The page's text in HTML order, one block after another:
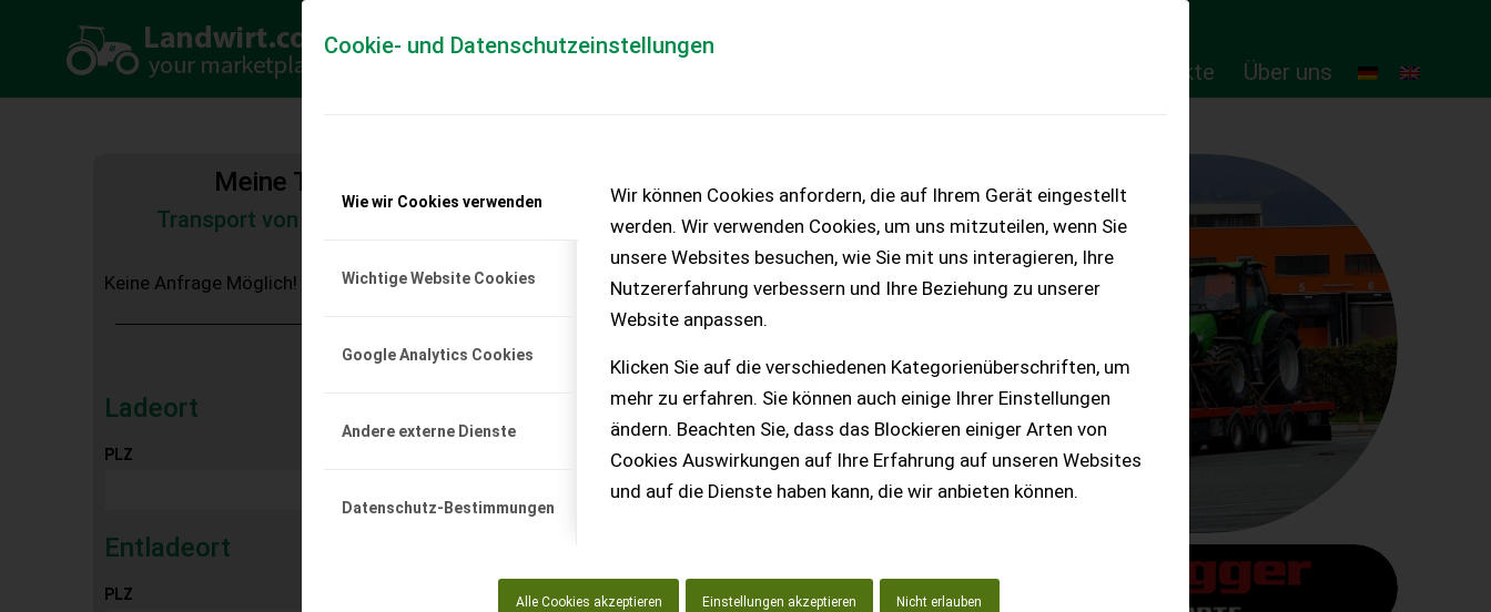
Cookie- und Datenschutzeinstellungen
Wie wir Cookies verwenden
Wichtige Website Cookies
Google Analytics Cookies
Andere externe Dienste
Datenschutz-Bestimmungen
Wir können Cookies anfordern, die auf Ihrem Gerät eingestellt
werden. Wir verwenden Cookies, um uns mitzuteilen, wenn Sie
unsere Websites besuchen, wie Sie mit uns interagieren, Ihre
Nutzererfahrung verbessern und Ihre Beziehung zu unserer
Website anpassen.
Klicken Sie auf die verschiedenen Kategorienüberschriften, um
mehr zu erfahren. Sie können auch einige Ihrer Einstellungen
ändern. Beachten Sie, dass das Blockieren einiger Arten von
Cookies Auswirkungen auf Ihre Erfahrung auf unseren Websites
und auf die Dienste haben kann, die wir anbieten können.
Alle Cookies akzeptieren Einstellungen akzeptieren Nicht erlauben
Online-Produkte Über uns
Meine Transportkostenanfrage
Transport von Land- und Baumaschinen – KEINE
Keine Anfrage Möglich!
Ladeort
PLZ
Entladeort
PLZ